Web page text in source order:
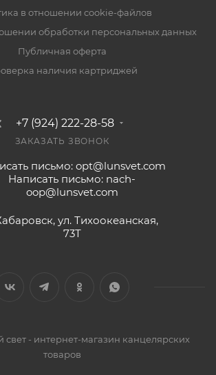
в отношении cookie-файлов
обработки персональных данных
Публичная оферта
наличия картриджей
+7 (924) 222-28-58
ЗАКАЗАТЬ ЗВОНОК
письмо: opt@lunsvet.com
Написать письмо: nach-
oop@lunsvet.com
ул. Тихоокеанская,
73Т
- интернет-магазин канцелярских
товаров